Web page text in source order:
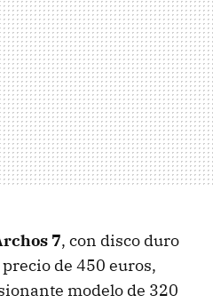
7, con disco duro
de 450 euros,
modelo de 320